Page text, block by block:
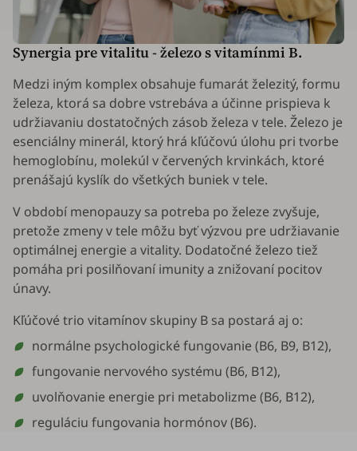
Synergia pre vitalitu - železo s vitamínmi B.
Medzi iným komplex obsahuje fumarát železitý, formu
železa, ktorá sa dobre vstrebáva a účinne prispieva k
udržiavaniu dostatočných zásob železa v tele. Železo je
esenciálny minerál, ktorý hrá kľúčovú úlohu pri tvorbe
hemoglobínu, molekúl v červených krvinkách, ktoré
prenášajú kyslík do všetkých buniek v tele.
V období menopauzy sa potreba po železe zvyšuje,
pretože zmeny v tele môžu byť výzvou pre udržiavanie
optimálnej energie a vitality. Dodatočné železo tiež
pomáha pri posilňovaní imunity a znižovaní pocitov
únavy.
Kľúčové trio vitamínov skupiny B sa postará aj o:
normálne psychologické fungovanie (B6, B9, B12),
fungovanie nervového systému (B6, B12),
uvolňovanie energie pri metabolizme (B6, B12),
reguláciu fungovania hormónov (B6).